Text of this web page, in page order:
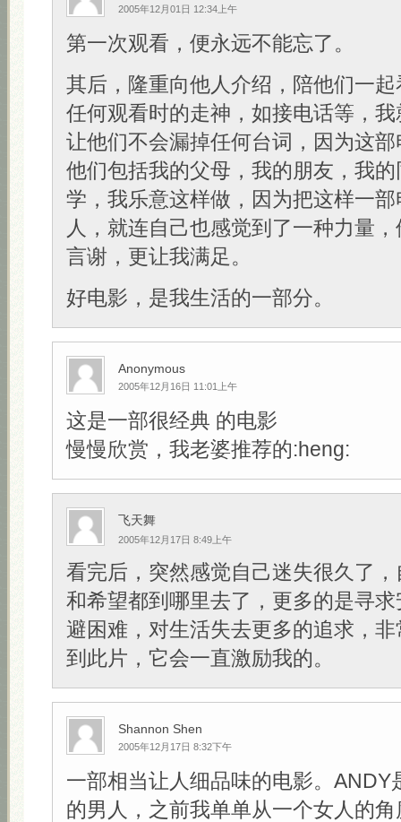
2005年12月01日 12:34上午
第一次观看，便永远不能忘了。
其后，隆重向他人介绍，陪他们一
任何观看时的走神，如接电话等，
让他们不会漏掉任何台词，因为这
他们包括我的父母，我的朋友，我
学，我乐意这样做，因为把这样一
人，就连自己也感觉到了一种力量
言谢，更让我满足。
好电影，是我生活的一部分。
Anonymous
2005年12月16日 11:01上午
这是一部很经典 的电影
慢慢欣赏，我老婆推荐的:heng:
飞天舞
2005年12月17日 8:49上午
看完后，突然感觉自己迷失很久了
和希望都到哪里去了，更多的是寻
避困难，对生活失去更多的追求，
到此片，它会一直激励我的。
Shannon Shen
2005年12月17日 8:32下午
一部相当让人细品味的电影。ANDY
的男人，之前我单单从一个女人的